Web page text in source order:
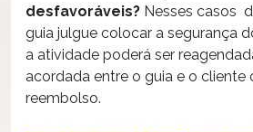
desfavoráveis? Nesses casos
guia julgue colocar a segurança
a atividade poderá ser
acordada entre o guia e o
reembolso.